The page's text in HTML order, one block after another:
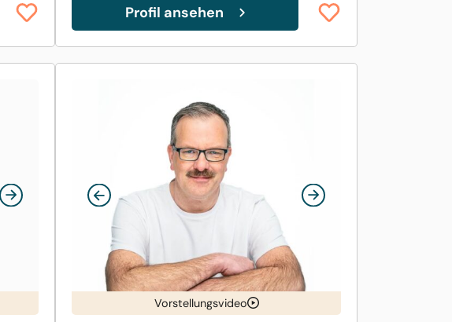
Profil ansehen
Vorstellungsvideo